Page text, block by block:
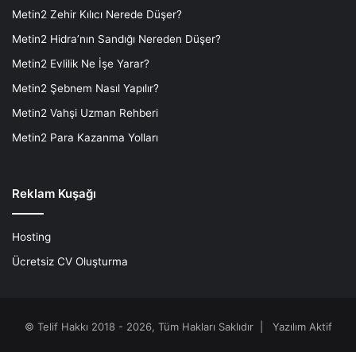
Metin2 Zehir Kılıcı Nerede Düşer?
Metin2 Hidra’nın Sandığı Nereden Düşer?
Metin2 Evlilik Ne İşe Yarar?
Metin2 Şebnem Nasıl Yapılır?
Metin2 Vahşi Uzman Rehberi
Metin2 Para Kazanma Yolları
Reklam Kuşağı
Hosting
Ücretsiz CV Oluşturma
© Telif Hakkı 2018 - 2026, Tüm Hakları Saklıdır | Yazılım Aktif